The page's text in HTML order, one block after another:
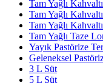
Tam Yağlı
Tam Yağlı
Tam Yağlı
Tam Yağlı Taze
Yayık Pastörize
Geleneksel
3 L Süt
5 L Süt